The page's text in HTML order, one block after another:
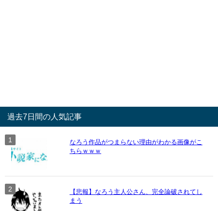
過去7日間の人気記事
なろう作品がつまらない理由がわかる画像がこ
ちらｗｗｗ
【悲報】なろう主人公さん、完全論破されてし
まう